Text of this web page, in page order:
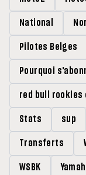
National
Pilotes Belges
Pourquoi
red bull rookies
Stats sup
Transferts
WSBK